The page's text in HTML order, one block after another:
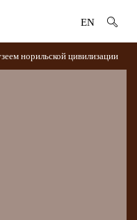
EN
норильской цивилизации